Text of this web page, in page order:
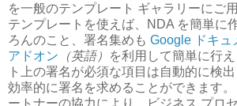
を一般のテンプレート ギャラリーにご
テンプレートを使えば、NDA を簡単に
ろんのこと、署名集めも Google ドキュ
アドオン （英語）
を利用して簡単に行
ト上の署名が必須な項目は自動的に検
効率的に署名を求めることができます
ートナーの協力により、ビジネス プロ